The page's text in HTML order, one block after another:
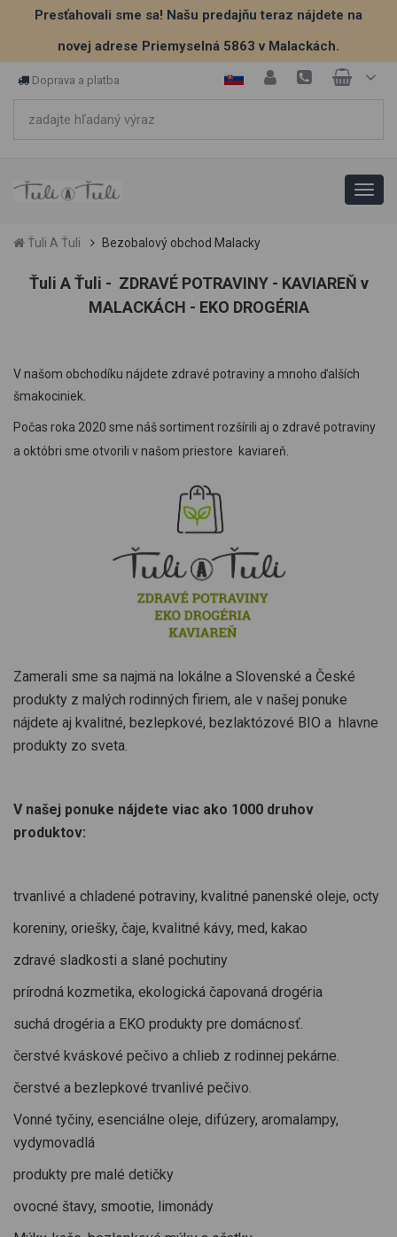
Presťahovali sme sa! Našu predajňu teraz nájdete na
novej adrese Priemyselná 5863 v Malackách.
Doprava a platba
Ťuli A Ťuli Bezobalový obchod Malacky
Ťuli A Ťuli - ZDRAVÉ POTRAVINY - KAVIAREŇ v
MALACKÁCH - EKO DROGÉRIA
V našom obchodíku nájdete zdravé potraviny a mnoho ďalších
šmakociniek.
Počas roka 2020 sme náš sortiment rozšírili aj o zdravé potraviny
a októbri sme otvorili v našom priestore kaviareň.
Zamerali sme sa najmä na lokálne a Slovenské a České
produkty z malých rodinných firiem, ale v našej ponuke
nájdete aj kvalitné, bezlepkové, bezlaktózové BIO a hlavne
produkty zo sveta.
V našej ponuke nájdete viac ako 1000 druhov
produktov:
trvanlivé a chladené potraviny, kvalitné panenské oleje, octy
koreniny, oriešky, čaje, kvalitné kávy, med, kakao
zdravé sladkosti a slané pochutiny
prírodná kozmetika, ekologická čapovaná drogéria
suchá drogéria a EKO produkty pre domácnosť.
čerstvé kváskové pečivo a chlieb z rodinnej pekárne.
čerstvé a bezlepkové trvanlivé pečivo.
Vonné tyčiny, esenciálne oleje, difúzery, aromalampy,
vydymovadlá
produkty pre malé detičky
ovocné štavy, smootie, limonády